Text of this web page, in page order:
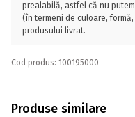
prealabilă, astfel că nu
(în termeni de culoare,
produsului livrat.
Cod produs: 100195000
Produse similare